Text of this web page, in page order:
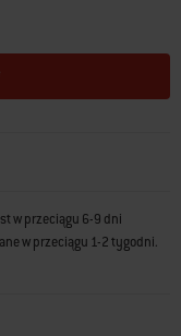
w przeciągu 6-9 dni
w przeciągu 1-2 tygodni.